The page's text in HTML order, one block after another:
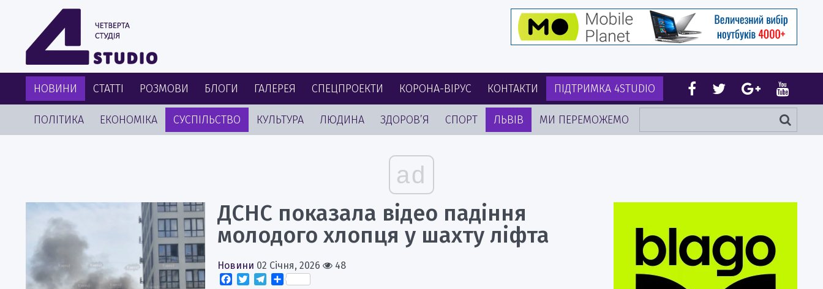
НОВИНИ СТАТТІ РОЗМОВИ БЛОГИ ГАЛЕРЕЯ СПЕЦПРОЕКТИ КОРОНА-ВІРУС КОНТАКТИ ПІДТРИМКА 4STUDIO
ПОЛІТИКА ЕКОНОМІКА СУСПІЛЬСТВО КУЛЬТУРА ЛЮДИНА ЗДОРОВ’Я СПОРТ ЛЬВІВ МИ ПЕРЕМОЖЕМО
ad
ДСНС показала відео падіння
молодого хлопця у шахту ліфта
Новини 02 Січня, 2026
48
Facebook
TwitterTelegram
Поділитися